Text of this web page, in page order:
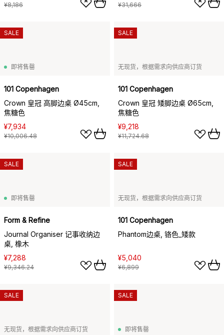
¥8,186 ¥31,666
即将售罄
101 Copenhagen
Crown 皇冠 高脚边桌 Ø45cm,
焦糖色
¥7,934
¥10,006.48
SALE
无现货，根据需求向供应商订货
101 Copenhagen
Crown 皇冠 矮脚边桌 Ø65cm,
焦糖色
¥9,218
¥11,724.68
SALE
即将售罄
Form & Refine
Journal Organiser 记事收纳边
桌, 橡木
¥7,288
¥9,346.24
SALE
无现货，根据需求向供应商订货
101 Copenhagen
Phantom边桌, 铬色_矮款
¥5,040
¥6,899
SALE
无现货，根据需求向供应商订货
SALE
即将售罄
SALE